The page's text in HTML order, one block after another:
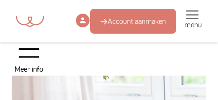
Account aanmaken menu
Meer info